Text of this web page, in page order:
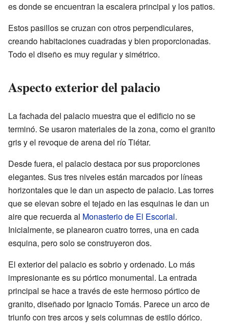
es donde se encuentran la escalera principal y los patios.
Estos pasillos se cruzan con otros perpendiculares,
creando habitaciones cuadradas y bien proporcionadas.
Todo el diseño es muy regular y simétrico.
Aspecto exterior del palacio
La fachada del palacio muestra que el edificio no se
terminó. Se usaron materiales de la zona, como el granito
gris y el revoque de arena del río Tiétar.
Desde fuera, el palacio destaca por sus proporciones
elegantes. Sus tres niveles están marcados por líneas
horizontales que le dan un aspecto de palacio. Las torres
que se elevan sobre el tejado en las esquinas le dan un
aire que recuerda al Monasterio de El Escorial.
Inicialmente, se planearon cuatro torres, una en cada
esquina, pero solo se construyeron dos.
El exterior del palacio es sobrio y ordenado. Lo más
impresionante es su pórtico monumental. La entrada
principal se hace a través de este hermoso pórtico de
granito, diseñado por Ignacio Tomás. Parece un arco de
triunfo con tres arcos y seis columnas de estilo dórico.